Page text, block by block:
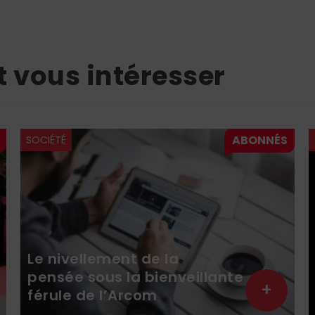
vous intéresser
SOCIÉTÉ
Le nivellement de la
pensée sous la bienveillante
férule de l’Arcom
+